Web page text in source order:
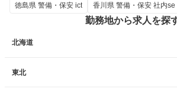
徳島県 警備・保安 ict
香川県 警備・保安 社内se
勤務地から求人を探
北海道
東北